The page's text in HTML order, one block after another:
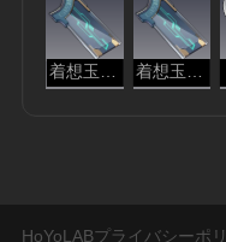
着想玉兆・婉曲 着想玉兆・格律
HoYoLABプライバシーポ